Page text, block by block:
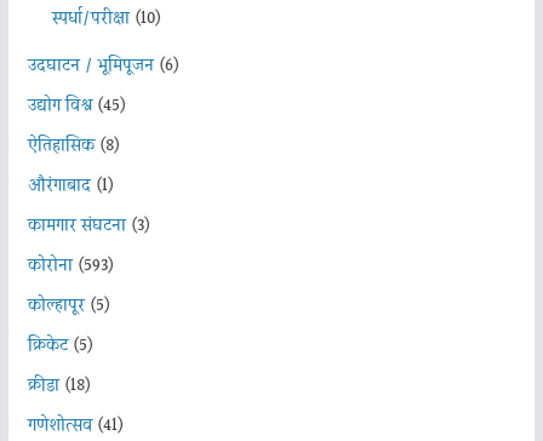
स्पर्धा/परीक्षा(10)
उदघाटन / भूमिपूजन(6)
उद्योग विश्व(45)
ऐतिहासिक(8)
औरंगाबाद(1)
कामगार संघटना(3)
कोरोना(593)
कोल्हापूर(5)
क्रिकेट(5)
क्रीडा(18)
गणेशोत्सव(41)